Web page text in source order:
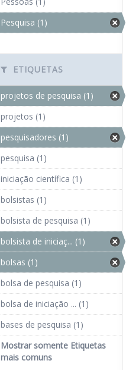
Pesquisa (1)
ETIQUETAS
projetos de pesquisa (1)
projetos (1)
pesquisadores (1)
pesquisa (1)
iniciação científica (1)
bolsistas (1)
bolsista de pesquisa (1)
bolsista de iniciaç... (1)
bolsas (1)
bolsa de pesquisa (1)
bolsa de iniciação ... (1)
bases de pesquisa (1)
Mostrar somente Etiquetas
mais comuns